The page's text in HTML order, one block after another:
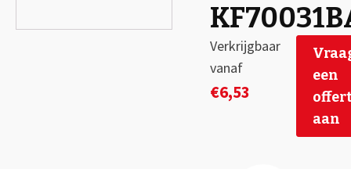
Verkrijgbaar
vanaf
€6,53
een
aan